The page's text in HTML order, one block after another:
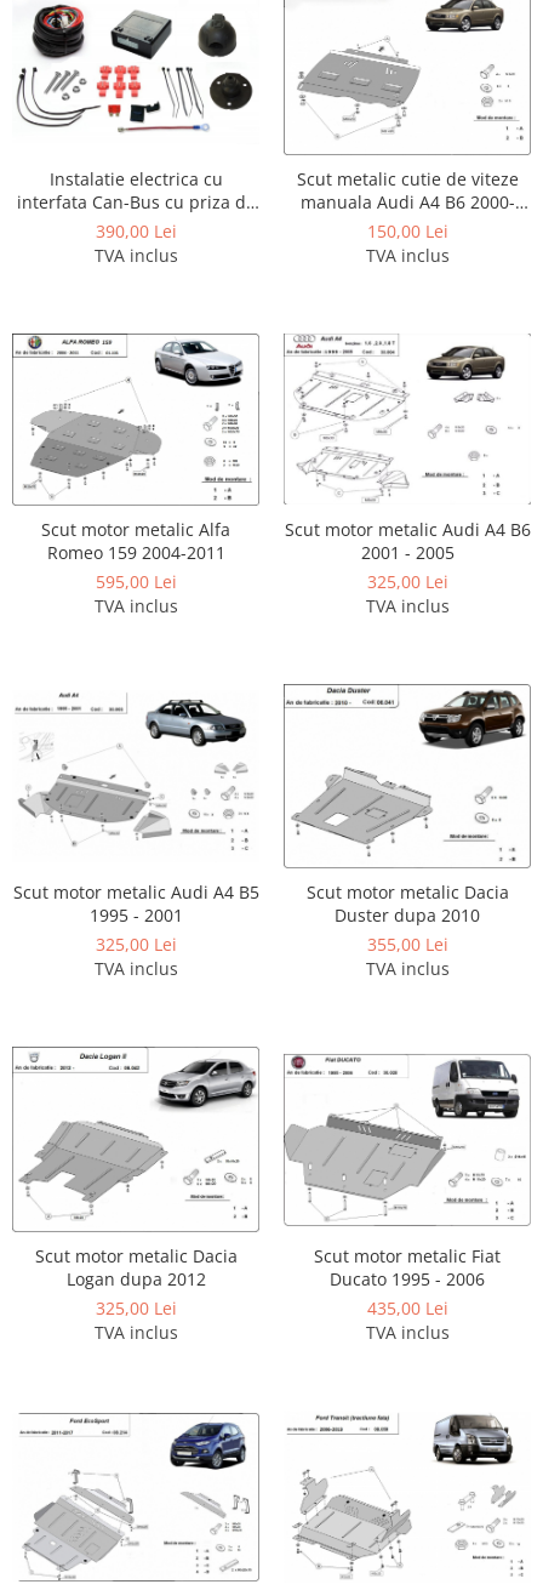
Instalatie electrica cu
interfata Can-Bus cu priza de
7 pini - model de anduranta
390,00 Lei
TVA inclus
Scut metalic cutie de viteze
manuala Audi A4 B6 2000-
2005
150,00 Lei
TVA inclus
Scut motor metalic Alfa
Romeo 159 2004-2011
595,00 Lei
TVA inclus
Scut motor metalic Audi A4 B6
2001 - 2005
325,00 Lei
TVA inclus
Scut motor metalic Audi A4 B5
1995 - 2001
325,00 Lei
TVA inclus
Scut motor metalic Dacia
Duster dupa 2010
355,00 Lei
TVA inclus
Scut motor metalic Dacia
Logan dupa 2012
325,00 Lei
TVA inclus
Scut motor metalic Fiat
Ducato 1995 - 2006
435,00 Lei
TVA inclus